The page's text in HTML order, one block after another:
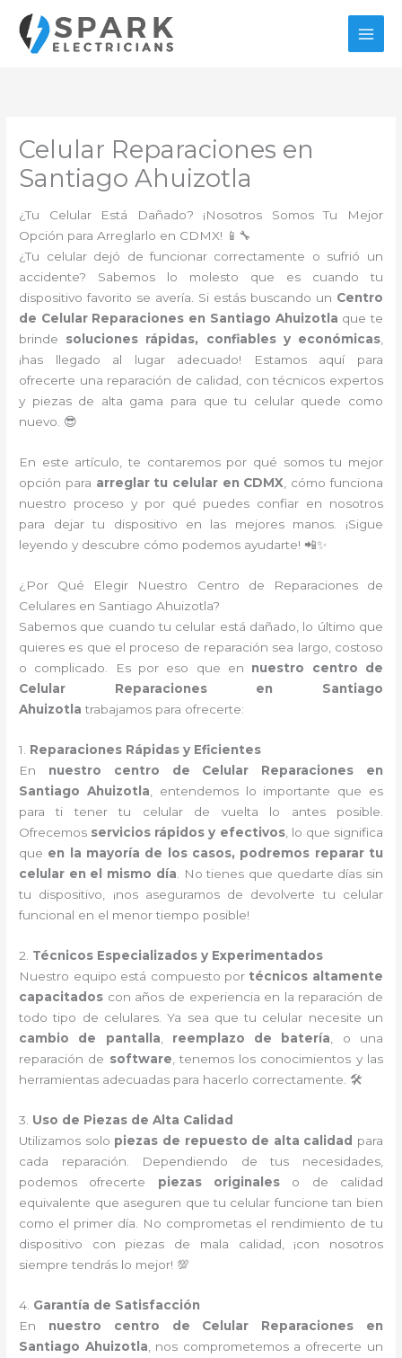
contenido
Celular Reparaciones en
Santiago Ahuizotla
¿Tu Celular Está Dañado? ¡Nosotros Somos Tu Mejor
Opción para Arreglarlo en CDMX! 📱🔧
¿Tu celular dejó de funcionar correctamente o sufrió un
accidente? Sabemos lo molesto que es cuando tu
dispositivo favorito se avería. Si estás buscando un Centro
de Celular Reparaciones en Santiago Ahuizotla que te
brinde soluciones rápidas, confiables y económicas,
¡has llegado al lugar adecuado! Estamos aquí para
ofrecerte una reparación de calidad, con técnicos expertos
y piezas de alta gama para que tu celular quede como
nuevo. 😎
En este artículo, te contaremos por qué somos tu mejor
opción para arreglar tu celular en CDMX , cómo funciona
nuestro proceso y por qué puedes confiar en nosotros
para dejar tu dispositivo en las mejores manos. ¡Sigue
leyendo y descubre cómo podemos ayudarte! 📲✨
¿Por Qué Elegir Nuestro Centro de Reparaciones de
Celulares en Santiago Ahuizotla?
Sabemos que cuando tu celular está dañado, lo último que
quieres es que el proceso de reparación sea largo, costoso
o complicado. Es por eso que en nuestro centro de
Celular Reparaciones en Santiago
Ahuizotla trabajamos para ofrecerte:
1. Reparaciones Rápidas y Eficientes
En nuestro centro de Celular Reparaciones en
Santiago Ahuizotla , entendemos lo importante que es
para ti tener tu celular de vuelta lo antes posible.
Ofrecemos servicios rápidos y efectivos, lo que significa
que en la mayoría de los casos, podremos reparar tu
celular en el mismo día . No tienes que quedarte días sin
tu dispositivo, ¡nos aseguramos de devolverte tu celular
funcional en el menor tiempo posible!
2. Técnicos Especializados y Experimentados
Nuestro equipo está compuesto por técnicos altamente
capacitados con años de experiencia en la reparación de
todo tipo de celulares. Ya sea que tu celular necesite un
cambio de pantalla
reemplazo de batería , o una
reparación de software , tenemos los conocimientos y las
herramientas adecuadas para hacerlo correctamente. 🛠️
3. Uso de Piezas de Alta Calidad
Utilizamos solo piezas de repuesto de alta calidad para
cada reparación. Dependiendo de tus necesidades,
podemos ofrecerte piezas originales o de calidad
equivalente que aseguren que tu celular funcione tan bien
como el primer día. No comprometas el rendimiento de tu
dispositivo con piezas de mala calidad, ¡con nosotros
siempre tendrás lo mejor! 💯
4. Garantía de Satisfacción
En nuestro centro de Celular Reparaciones en
Santiago Ahuizotla , nos comprometemos a ofrecerte un